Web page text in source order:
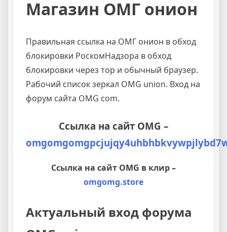
Магазин ОМГ онион
Правильная ссылка на ОМГ онион в обход
блокировки РоскомНадзора в обход
блокировки через тор и обычный браузер.
Рабочий список зеркал OMG union. Вход на
форум сайта OMG com.
Ссылка на сайт OMG –
Ссылка на сайт OMG в клир –
omgomg.store
Актуальный вход форума